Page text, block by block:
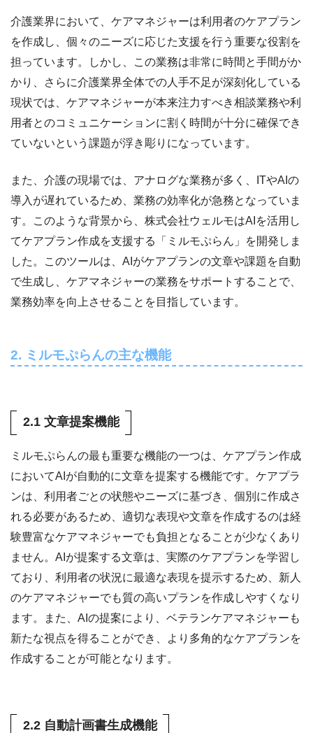
介護業界において、ケアマネジャーは利用者のケアプラン
を作成し、個々のニーズに応じた支援を行う重要な役割を
担っています。しかし、この業務は非常に時間と手間がか
かり、さらに介護業界全体での人手不足が深刻化している
現状では、ケアマネジャーが本来注力すべき相談業務や利
用者とのコミュニケーションに割く時間が十分に確保でき
ていないという課題が浮き彫りになっています。
また、介護の現場では、アナログな業務が多く、ITやAIの
導入が遅れているため、業務の効率化が急務となっていま
す。このような背景から、株式会社ウェルモはAIを活用し
てケアプラン作成を支援する「ミルモぷらん」を開発しま
した。このツールは、AIがケアプランの文章や課題を自動
で生成し、ケアマネジャーの業務をサポートすることで、
業務効率を向上させることを目指しています。
2. ミルモぷらんの主な機能
2.1 文章提案機能
ミルモぷらんの最も重要な機能の一つは、ケアプラン作成
においてAIが自動的に文章を提案する機能です。ケアプラ
ンは、利用者ごとの状態やニーズに基づき、個別に作成さ
れる必要があるため、適切な表現や文章を作成するのは経
験豊富なケアマネジャーでも負担となることが少なくあり
ません。AIが提案する文章は、実際のケアプランを学習し
ており、利用者の状況に最適な表現を提示するため、新人
のケアマネジャーでも質の高いプランを作成しやすくなり
ます。また、AIの提案により、ベテランケアマネジャーも
新たな視点を得ることができ、より多角的なケアプランを
作成することが可能となります。
2.2 自動計画書生成機能